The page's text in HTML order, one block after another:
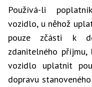
Používá-li
vozidlo, u něhož
pouze zčásti k
zdanitelného
vozidlo uplatnit
dopravu